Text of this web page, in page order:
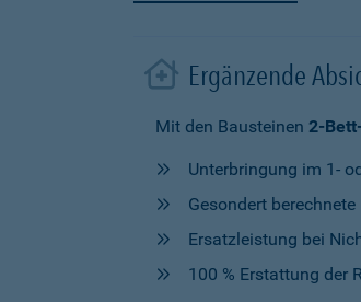
Ergänzende
Mit den Bausteinen 2-
Unterbringung im 1-
Gesondert
Ersatzleistung bei
100 % Erstattung der